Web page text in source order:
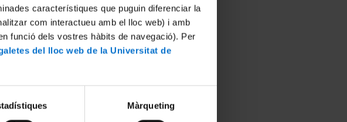
característiques que puguin diferenciar la
com interactueu amb el lloc web) i amb
funció dels vostres hàbits de navegació). Per
del lloc web de la Universitat de
Màrqueting